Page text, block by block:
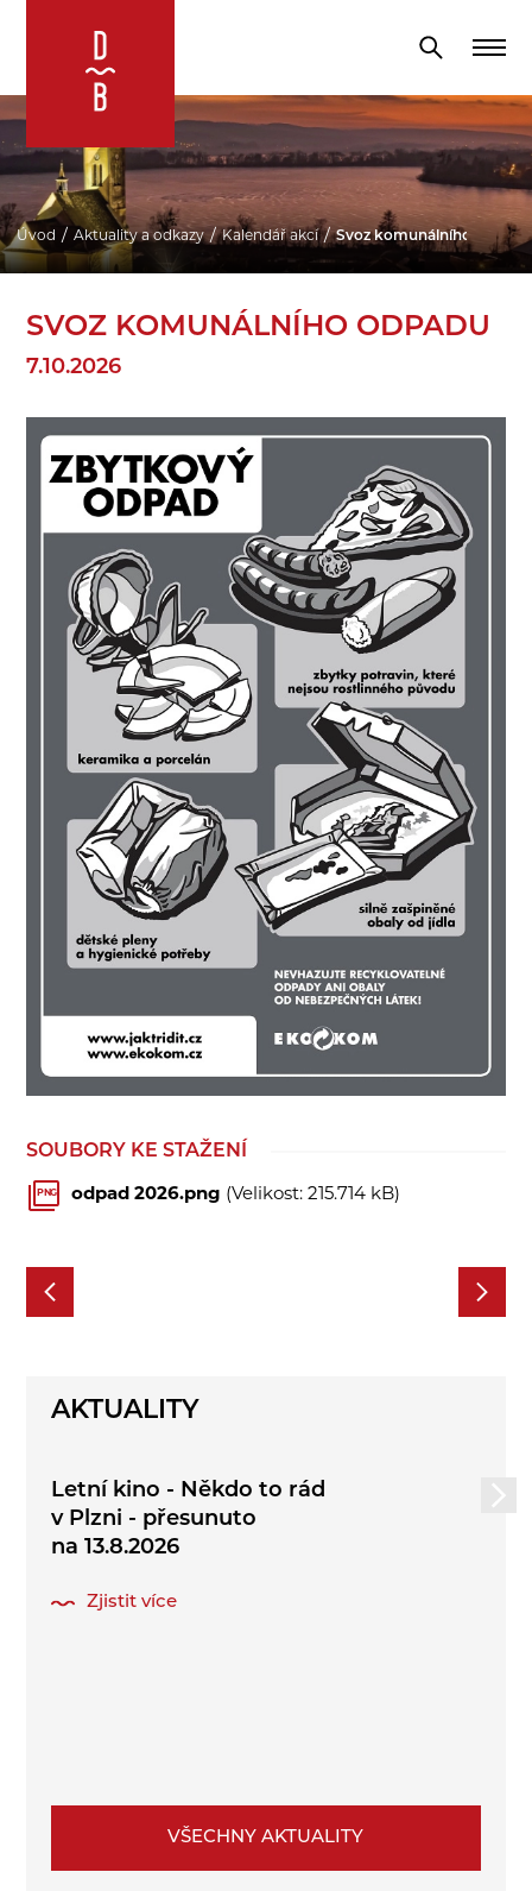
Úvod Aktuality a odkazy Kalendář akcí Svoz komunálního odpadu
SVOZ KOMUNÁLNÍHO ODPADU
7.10.2026
SOUBORY KE STAŽENÍ
PNG odpad 2026.png (Velikost: 215.714 kB)
AKTUALITY
Letní kino - Někdo to rád
v Plzni - přesunuto
na 13.8.2026
Zjistit více
VŠECHNY AKTUALITY